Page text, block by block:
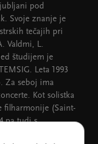
pod
Svoje znanje je
tečajih pri
Valdmi, L.
študijem je
Leta 1993
Za seboj ima
Kot solistka
filharmonije (Saint-
pa tudi s